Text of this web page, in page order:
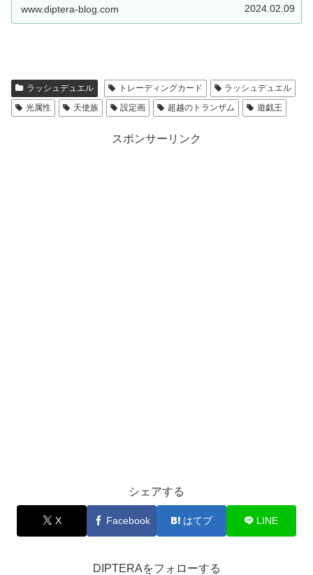
www.diptera-blog.com 2024.02.09
ラッシュデュエル トレーディングカード
ラッシュデュエル
光属性
天使族 設定画 超越のトランザム 遊戯王
スポンサーリンク
シェアする
X Facebook はてブ LINE
DIPTERAをフォローする